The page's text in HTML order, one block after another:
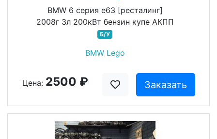
BMW 6 серия e63 [ресталинг]
2008г 3л 200кВт бензин купе АКПП
Б/У
BMW Lego
Цена: 2500 ₽ Заказать